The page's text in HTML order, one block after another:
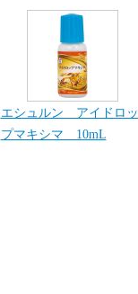
エシュルン アイドロッ
プマキシマ 10mL